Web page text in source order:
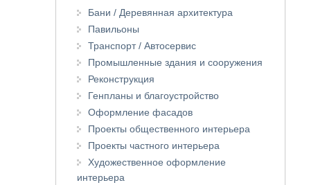
Бани / Деревянная архитектура
Павильоны
Транспорт / Автосервис
Промышленные здания и сооружения
Реконструкция
Генпланы и благоустройство
Оформление фасадов
Проекты общественного интерьера
Проекты частного интерьера
Художественное оформление
интерьера